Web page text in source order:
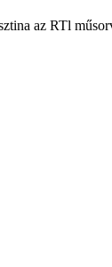
az RTl